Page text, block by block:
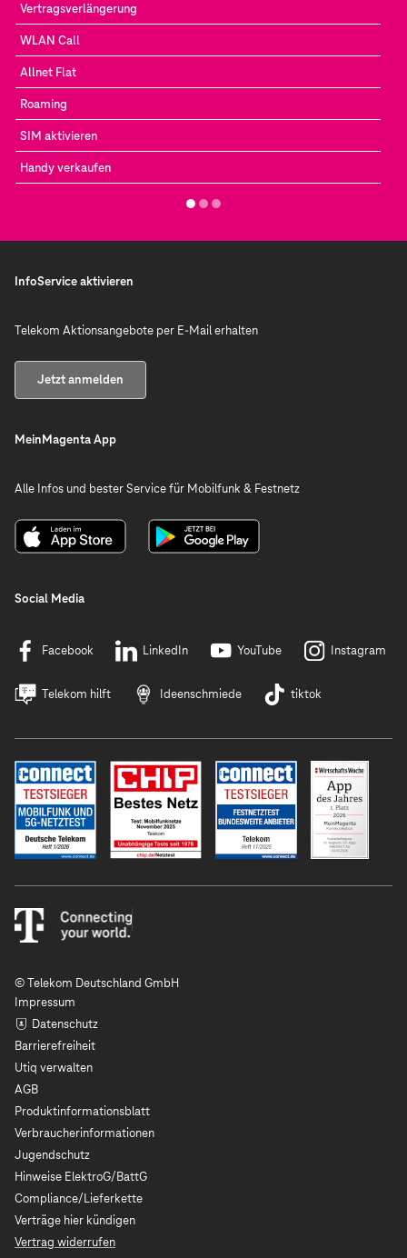
Vertragsverlängerung
WLAN Call
Allnet Flat
Roaming
SIM aktivieren
Handy verkaufen
InfoService aktivieren
Telekom Aktionsangebote per E-Mail erhalten
Jetzt anmelden
MeinMagenta App
Alle Infos und bester Service für Mobilfunk & Festnetz
Social Media
Facebook LinkedIn YouTube Instagram
Telekom hilft Ideenschmiede tiktok
© Telekom Deutschland GmbH
Impressum
Datenschutz
Barrierefreiheit
Utiq verwalten
AGB
Produktinformationsblatt
Verbraucherinformationen
Jugendschutz
Hinweise ElektroG/BattG
Compliance/Lieferkette
Verträge hier kündigen
Vertrag widerrufen